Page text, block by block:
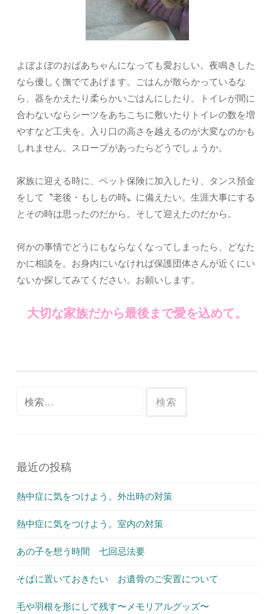
よぼよぼのおばあちゃんになっても愛おしい。夜鳴きした
なら優しく撫でてあげます。ごはんが散らかっているな
ら、器をかえたり柔らかいごはんにしたり。トイレが間に
合わないならシーツをあちこちに敷いたりトイレの数を増
やすなど工夫を。入り口の高さを越えるのが大変なのかも
しれません。スロープがあったらどうでしょうか。
家族に迎える時に、ペット保険に加入したり、タンス預金
をして〝老後・もしもの時〟に備えたい。生涯大事にする
とその時は思ったのだから。そして迎えたのだから。
何かの事情でどうにもならなくなってしまったら、どなた
かに相談を。お身内にいなければ保護団体さんが近くにい
ないか探してみてください。お願いします。
大切な家族だから最後まで愛を込めて。
最近の投稿
熱中症に気をつけよう。外出時の対策
熱中症に気をつけよう。室内の対策
あの子を想う時間 七回忌法要
そばに置いておきたい お遺骨のご安置について
毛や羽根を形にして残す〜メモリアルグッズ〜